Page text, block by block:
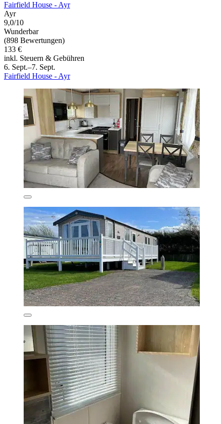
Fairfield House - Ayr
Ayr
9,0/10
Wunderbar
(898 Bewertungen)
133 €
inkl. Steuern & Gebühren
6. Sept.–7. Sept.
Fairfield House - Ayr